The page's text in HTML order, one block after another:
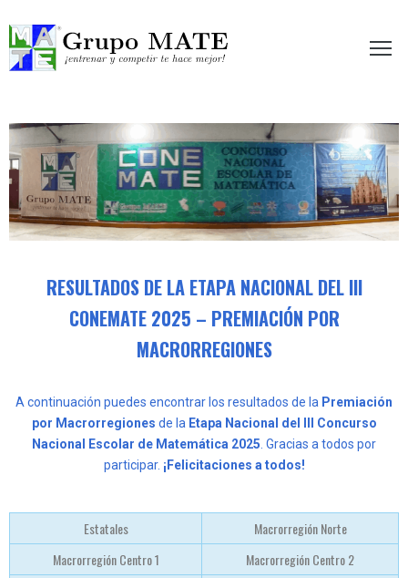
te hace mejor!
RESULTADOS DE LA ETAPA NACIONAL DEL III
CONEMATE 2025 – PREMIACIÓN POR
MACRORREGIONES
A continuación puedes encontrar los resultados de la Premiación
por Macrorregiones de la Etapa Nacional del III Concurso
Nacional Escolar de Matemática 2025. Gracias a todos por
participar. ¡Felicitaciones a todos!
Estatales
Macrorregión Norte
Macrorregión Centro 1
Macrorregión Centro 2